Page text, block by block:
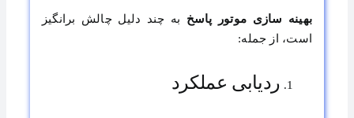
بهینه سازی موتور پاسخ به چند دلیل چالش برانگیز
است، از جمله:
ردیابی عملکرد